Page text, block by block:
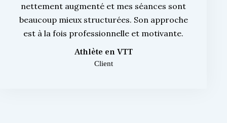
nettement augmenté et mes séances sont
beaucoup mieux structurées. Son approche
est à la fois professionnelle et motivante.
Athlète en VTT
Client